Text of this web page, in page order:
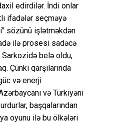
edirdilər. İndi onlar
ifadələr seçməyə
sözünü işlətməkdən
ilə prosesi sadəcə
Sarkozidə belə oldu,
Çünki qarşılarında
və enerji
və Türkiyəni
başqalarından
oyunu ilə bu ölkələri